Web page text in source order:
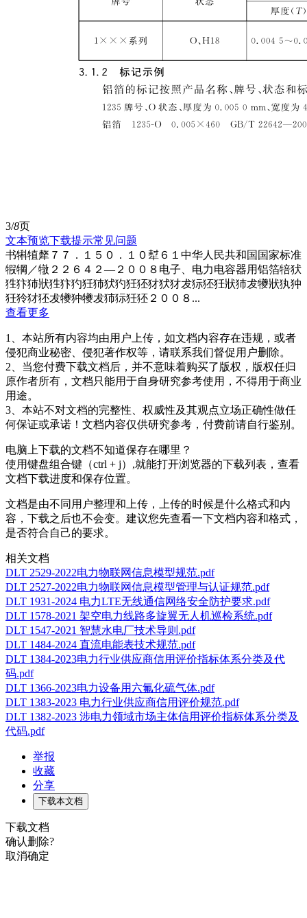
3/8页
文本预览下载提示常见问题
书犐犆犛７７．１５０．１０犎６１中华人民共和国国家标准
犌犅／犜２２６４２—２００８电子、电力电容器用铝箔犃犾
狌犿犻狀狌犿犳狅犻犾犳狅狉犲犾犲犮狋狉狅狀犻犮犪狀犱狆
狅狑犲狉犮犪狆犪犮犻狋狅狉２００８...
查看更多
1、本站所有内容均由用户上传，如文档内容存在违规，或者
侵犯商业秘密、侵犯著作权等，请联系我们督促用户删除。
2、当您付费下载文档后，并不意味着购买了版权，版权任归
原作者所有，文档只能用于自身研究参考使用，不得用于商业
用途。
3、本站不对文档的完整性、权威性及其观点立场正确性做任
何保证或承诺！文档内容仅供研究参考，付费前请自行鉴别。
电脑上下载的文档不知道保存在哪里？
使用键盘组合键（ctrl + j）,就能打开浏览器的下载列表，查看
文档下载进度和保存位置。
文档是由不同用户整理和上传，上传的时候是什么格式和内
容，下载之后也不会变。建议您先查看一下文档内容和格式，
是否符合自己的要求。
相关文档
DLT 2529-2022电力物联网信息模型规范.pdf
DLT 2527-2022电力物联网信息模型管理与认证规范.pdf
DLT 1931-2024 电力LTE无线通信网络安全防护要求.pdf
DLT 1578-2021 架空电力线路多旋翼无人机巡检系统.pdf
DLT 1547-2021 智慧水电厂技术导则.pdf
DLT 1484-2024 直流电能表技术规范.pdf
DLT 1384-2023电力行业供应商信用评价指标体系分类及代
码.pdf
DLT 1366-2023电力设备用六氟化硫气体.pdf
DLT 1383-2023 电力行业供应商信用评价规范.pdf
DLT 1382-2023 涉电力领域市场主体信用评价指标体系分类及
代码.pdf
举报
收藏
分享
下载本文档
下载文档
确认删除?
取消确定